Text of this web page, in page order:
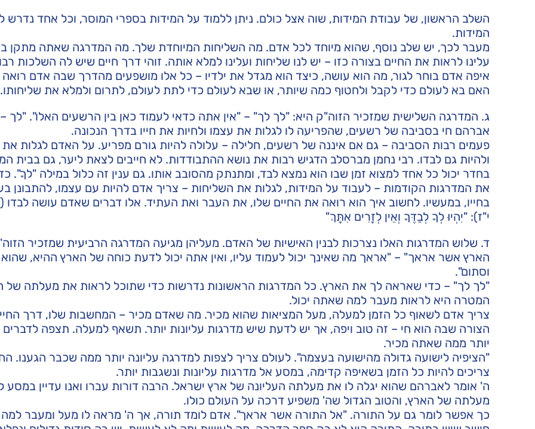
השלב הראשון, של עבודת המידות, שוה אצל כולם. ניתן ללמוד על המידות בספרי המוסר, וכל אחד נדרש
המידות.
מעבר לכך, יש שלב נוסף, שהוא מיוחד לכל אדם. מה השליחות המיוחדת שלך. מה המדרגה שאתה מתקן
עלינו לראות את החיים בצורה כזו – יש לנו שליחות ועלינו למלא אותה. זוהי דרך חיים שיש לה השלכות
איפה אדם בוחר לגור, מה הוא עושה, כיצד הוא מגדל את ילדיו – כל אלו מושפעים מהדרך שבה אדם רואה
האם בא לעולם כדי לקבל ולחטוף כמה שיותר, או שבא לעולם כדי לתת לעולם, לתרום ולמלא את שליחותו.
ג. המדרגה השלישית שמזכיר הזוה"ק היא: "לך לך" – "אין אתה כדאי לעמוד כאן בין הרשעים האלו". "לך
אברהם חי בסביבה של רשעים, שהפריעה לו לגלות את עצמו ולחיות את חייו בדרך הנכונה.
פעמים רבות הסביבה – גם אם איננה של רשעים, חלילה – עלולה להיות גורם מפריע. על האדם לגלות את
ולהיות גם לבדו. רבי נחמן מברסלב הדגיש רבות את נושא ההתבודדות. לא חייבים לצאת ליער, גם בבית
בחדר יכול כל אחד למצוא זמן שבו הוא נמצא לבד, ומתנתק מהסובב אותו. גם ענין זה כלול במילה "לךָ".
את המדרגות הקודמות – לעבוד על המידות, לגלות את השליחות – צריך אדם להיות עם עצמו, להתבונן
בחייו, במעשיו. לחשוב איך הוא רואה את החיים שלו, את העבר ואת העתיד. אלו דברים שאדם עושה לבדו
י"ז): "יִהְיוּ לְךָ לְבַדֶּךָ וְאֵין לְזָרִים אִתָּךְ"
ד. שלוש המדרגות האלו נצרכות לבנין האישיות של האדם. מעליהן מגיעה המדרגה הרביעית שמזכיר
הארץ אשר אראך" – "אראך מה שאינך יכול לעמוד עליו, ואין אתה יכול לדעת כוחה של הארץ ההיא,
וסתום".
"לך לך" – כדי שאראה לך את הארץ. כל המדרגות הראשונות נדרשות כדי שתוכל לראות את מעלתה של
המטרה היא לראות מעבר למה שאתה יכול.
צריך אדם לשאוף כל הזמן למעלה, מעל המציאות שהוא מכיר. מה שאדם מכיר – המחשבות שלו, דרך
הצורה שבה הוא חי – זה טוב ויפה, אך יש לדעת שיש מדרגות עליונות יותר. תשאף למעלה. תצפה לדברים
יותר ממה שאתה מכיר.
"הציפיה לישועה גדולה מהישועה בעצמה". לעולם צריך לצפות למדרגה עליונה יותר ממה שכבר הגענו.
צריכים להיות כל הזמן בשאיפה קדימה, במסע אל מדרגות עליונות ונשגבות יותר.
ה' אומר לאברהם שהוא יגלה לו את מעלתה העליונה של ארץ ישראל. הרבה דורות עברו ואנו עדיין במסע
מעלתה של הארץ, והטוב הגדול שה' משפיע דרכה על העולם כולו.
כך אפשר לומר גם על התורה. "אל התורה אשר אראך". אדם לומד תורה, אך ה' מראה לו מעל ומעבר